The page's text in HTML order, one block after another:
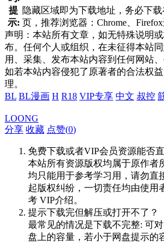
提
示:
隐藏区域即为下载地址，务必下
页，推荐浏览器：Chrome、
声明：本站所有文章，如无特殊说明
布。任何个人或组织，在未征得本站
用、采集、发布本站内容到任何网站
如若本站内容侵犯了原著者的合法权
理。
BL BL漫画 H R18 VIP专享 中文 叔控
LOONG
分享 收藏 点赞(0)
免费下载或者VIP会员资源能否
本站所有资源版权均属于原作者
均只能用于参考学习用，请勿直
起版权纠纷，一切责任均由使用
考 VIP介绍。
提示下载完但解压或打开不了？
最常见的情况是下载不完整: 可
盘上的容量，若小于网盘提示的